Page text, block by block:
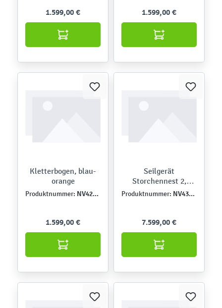
1.599,00 € 1.599,00 €
Kletterbogen, blau-
orange
Produktnummer: NV42197MP-2G
1.599,00 €
Seilgerät
Storchennest 2,
beige-schwarz
Produktnummer: NV4369Z-7E
7.599,00 €